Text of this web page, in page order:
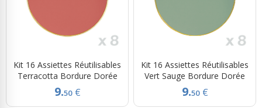
Kit 16 Assiettes Réutilisables
Terracotta Bordure Dorée
9.50 €
Kit 16 Assiettes Réutilisables
Vert Sauge Bordure Dorée
9.50 €